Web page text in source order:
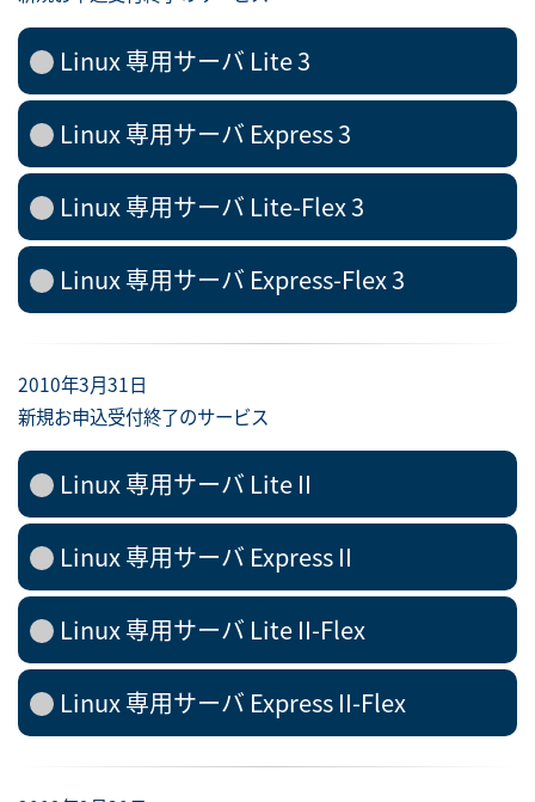
Linux 専用サーバ Lite 3
Linux 専用サーバ Express 3
Linux 専用サーバ Lite-Flex 3
Linux 専用サーバ Express-Flex 3
2010年3月31日
新規お申込受付終了のサービス
Linux 専用サーバ Lite II
Linux 専用サーバ Express II
Linux 専用サーバ Lite II-Flex
Linux 専用サーバ Express II-Flex